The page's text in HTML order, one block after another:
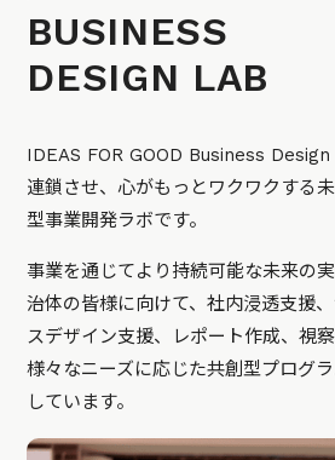
BUSINESS
DESIGN LAB
IDEAS FOR GOOD Business
連鎖させ、心がもっとワクワクする
型事業開発ラボです。
事業を通じてより持続可能な未来の
治体の皆様に向けて、社内浸透支援
スデザイン支援、レポート作成、視
様々なニーズに応じた共創型プログ
しています。